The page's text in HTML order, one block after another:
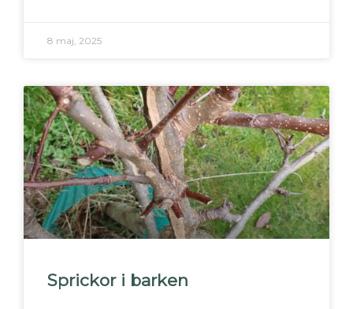
8 maj, 2025
Sprickor i barken